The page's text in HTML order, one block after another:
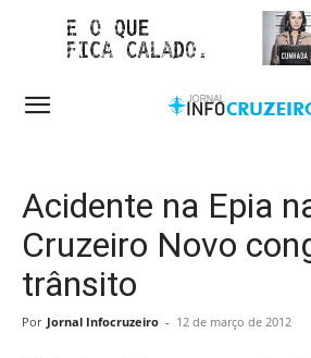
Acidente na Epia
Cruzeiro Novo
trânsito
Por Jornal Infocruzeiro - 12 de março de 2012